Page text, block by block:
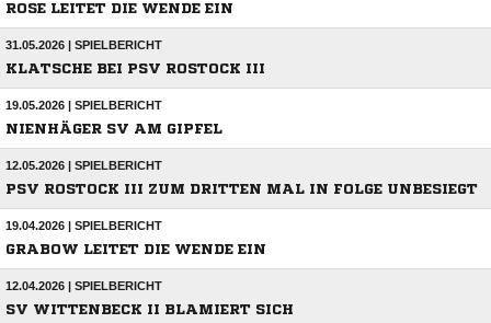
ROSE LEITET DIE WENDE EIN
31.05.2026 | SPIELBERICHT
KLATSCHE BEI PSV ROSTOCK III
19.05.2026 | SPIELBERICHT
NIENHÄGER SV AM GIPFEL
12.05.2026 | SPIELBERICHT
PSV ROSTOCK III ZUM DRITTEN MAL IN FOLGE UNBESIEGT
19.04.2026 | SPIELBERICHT
GRABOW LEITET DIE WENDE EIN
12.04.2026 | SPIELBERICHT
SV WITTENBECK II BLAMIERT SICH